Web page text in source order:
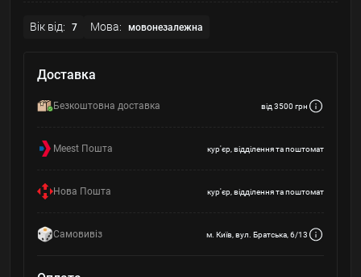
Вік від: 7 Мова: мовонезалежна
Доставка
Безкоштовна доставка від 3500 грн
Meest Пошта кур'єр, відділення та поштомат
Нова Пошта кур'єр, відділення та поштомат
Самовивіз м. Київ, вул. Братська, 6/13